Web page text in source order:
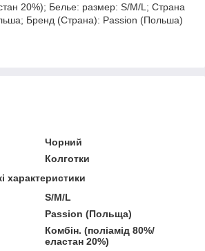
20%); Белье: размер: S/M/L; Страна
Бренд (Страна): Passion (Польша)
Чорний
Колготки
характеристики
S/M/L
Passion (Польща)
Комбін. (поліамід 80%/
еластан 20%)